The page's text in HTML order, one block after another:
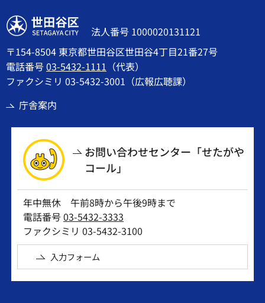
世田谷区
法人番号 1000020131121
〒154-8504 東京都世田谷区世田谷4丁目21番27号
電話番号03-5432-1111 （代表）
ファクシミリ 03-5432-3001（広報広聴課）
庁舎案内
お問い合わせセンター「せたがや
コール」
年中無休 午前8時から午後9時まで
電話番号03-5432-3333
ファクシミリ 03-5432-3100
入力フォーム